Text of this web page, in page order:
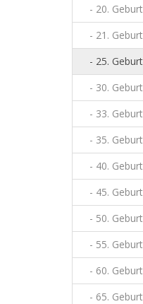
- 20.
- 21.
- 25.
- 30.
- 33.
- 35.
- 40.
- 45.
- 50.
- 55.
- 60.
- 65.